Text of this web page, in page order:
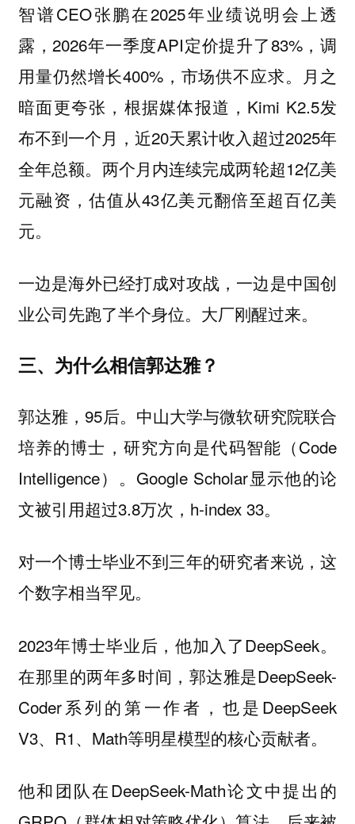
智谱CEO张鹏在2025年业绩说明会上透
露，2026年一季度API定价提升了83%，调
用量仍然增长400%，市场供不应求。月之
暗面更夸张，根据媒体报道，Kimi K2.5发
布不到一个月，近20天累计收入超过2025年
全年总额。两个月内连续完成两轮超12亿美
元融资，估值从43亿美元翻倍至超百亿美
元。
一边是海外已经打成对攻战，一边是中国创
业公司先跑了半个身位。大厂刚醒过来。
三、为什么相信郭达雅？
郭达雅，95后。中山大学与微软研究院联合
培养的博士，研究方向是代码智能（Code
Intelligence）。Google Scholar显示他的论
文被引用超过3.8万次，h-index 33。
对一个博士毕业不到三年的研究者来说，这
个数字相当罕见。
2023年博士毕业后，他加入了DeepSeek。
在那里的两年多时间，郭达雅是DeepSeek-
Coder系列的第一作者，也是DeepSeek
V3、R1、Math等明星模型的核心贡献者。
他和团队在DeepSeek-Math论文中提出的